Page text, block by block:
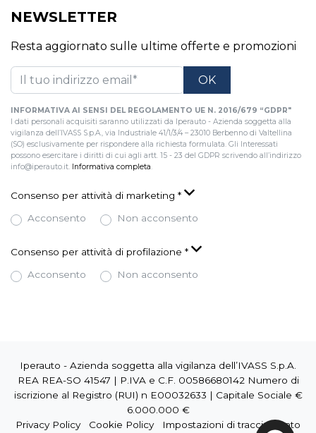
NEWSLETTER
Resta aggiornato sulle ultime offerte e promozioni
INFORMATIVA AI SENSI DEL REGOLAMENTO UE N. 2016/679 “GDPR"
I dati personali acquisiti saranno utilizzati da Iperauto - Azienda soggetta alla
vigilanza dell’IVASS S.p.A., via Industriale 41/1/3/4 – 23010 Berbenno di Valtellina
(SO) esclusivamente per rispondere alla richiesta formulata. Gli Interessati
possono esercitare i diritti di cui agli artt. 15 - 23 del GDPR scrivendo all’indirizzo
info@iperauto.it. Informativa completa.
Consenso per attività di marketing *
Acconsento
Non acconsento
Consenso per attività di profilazione *
Acconsento
Non acconsento
Iperauto - Azienda soggetta alla vigilanza dell’IVASS S.p.A.
REA REA-SO 41547 | P.IVA e C.F. 00586680142 Numero di
iscrizione al Registro (RUI) n E00032633 | Capitale Sociale €
6.000.000 €
Privacy Policy
Cookie Policy Impostazioni di tracciamento